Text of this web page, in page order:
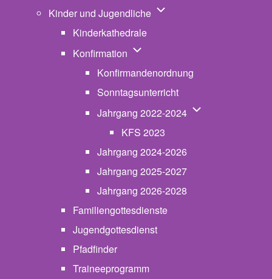
Kinder und Jugendliche Unternavigation von
Kinderkathedrale
Konfirmation Unternavigation von
Konfirmandenordnung
Sonntagsunterricht
Jahrgang 2022-2024 Unternavigation
KFS 2023
Jahrgang 2024-2026
Jahrgang 2025-2027
Jahrgang 2026-2028
Familiengottesdienste
Jugendgottesdienst
Pfadfinder
Traineeprogramm